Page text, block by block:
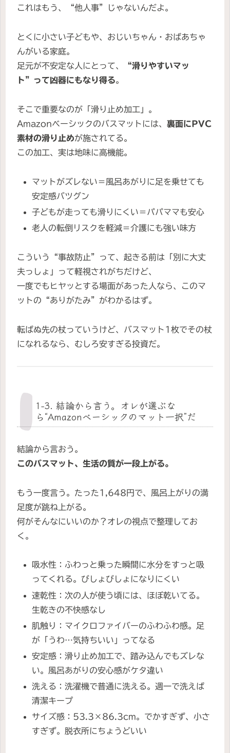
これはもう、“他人事”じゃないんだよ。
とくに小さい子どもや、おじいちゃん・おばあちゃ
んがいる家庭。
足元が不安定な人にとって、
“滑りやすいマッ
ト”って凶器にもなり得る。
そこで重要なのが「滑り止め加工」。
Amazonベーシックのバスマットには、 裏面にPVC
素材の滑り止めが施されてる。
この加工、実は地味に高機能。
マットがズレない＝風呂あがりに足を乗せても
安定感バツグン
子どもが走っても滑りにくい＝パパママも安心
老人の転倒リスクを軽減＝介護にも強い味方
こういう“事故防止”って、起きる前は「別に大丈
夫っしょ」って軽視されがちだけど、
一度でもヒヤッとする場面があった人なら、このマ
ットの“ありがたみ”がわかるはず。
転ばぬ先の杖っていうけど、バスマット1枚でその杖
になれるなら、むしろ安すぎる投資だ。
1-3. 結論から言う。オレが選ぶな
ら“Amazonベーシックのマット一択”だ
結論から言おう。
このバスマット、生活の質が一段上がる。
もう一度言う。たった1,648円で、風呂上がりの満
足度が跳ね上がる。
何がそんなにいいのか？オレの視点で整理してお
く。
吸水性：ふわっと乗った瞬間に水分をすっと吸
ってくれる。びしょびしょになりにくい
速乾性：次の人が使う頃には、ほぼ乾いてる。
生乾きの不快感なし
肌触り：マイクロファイバーのふわふわ感。足
が「うわ…気持ちいい」ってなる
安定感：滑り止め加工で、踏み込んでもズレな
い。風呂あがりの安心感がケタ違い
洗える：洗濯機で普通に洗える。週一で洗えば
清潔キープ
サイズ感：53.3×86.3cm。でかすぎず、小さ
すぎず。脱衣所にちょうどいい